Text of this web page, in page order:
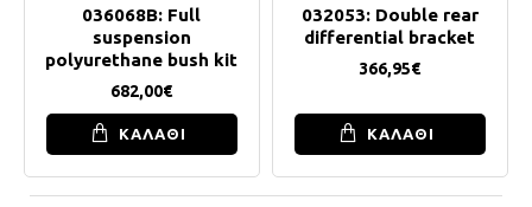
036068B: Full
suspension
polyurethane bush kit
682,00€
ΚΑΛΑΘΙ
032053: Double rear
differential bracket
366,95€
ΚΑΛΑΘΙ